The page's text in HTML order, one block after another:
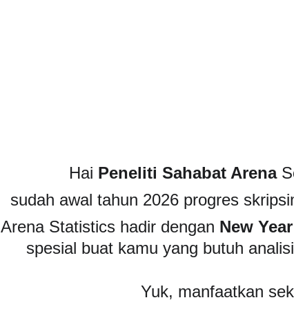
Hai Peneliti Sahabat Arena
sudah awal tahun 2026 progres
Arena Statistics hadir dengan New
spesial buat kamu yang butuh
Yuk, manfaatkan